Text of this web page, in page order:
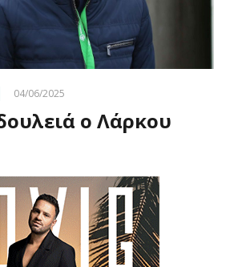
04/06/2025
ο Λάρκου